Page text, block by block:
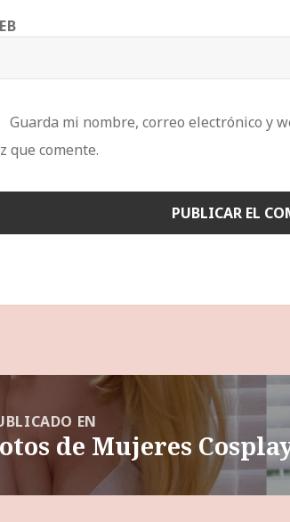
Guarda mi nombre, correo electrónico y
que comente.
EN
de Mujeres